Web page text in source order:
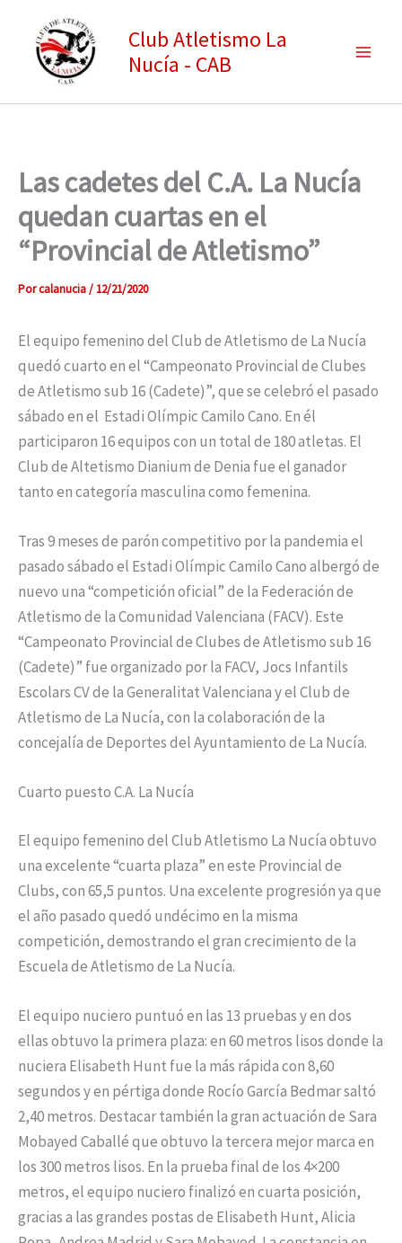
contenido
Club Atletismo La
Nucía - CAB
Las cadetes del C.A. La Nucía
quedan cuartas en el
“Provincial de Atletismo”
Porcalanucia/ 12/21/2020
El equipo femenino del Club de Atletismo de La Nucía
quedó cuarto en el “Campeonato Provincial de Clubes
de Atletismo sub 16 (Cadete)”, que se celebró el pasado
sábado en el Estadi Olímpic Camilo Cano. En él
participaron 16 equipos con un total de 180 atletas. El
Club de Altetismo Dianium de Denia fue el ganador
tanto en categoría masculina como femenina.
Tras 9 meses de parón competitivo por la pandemia el
pasado sábado el Estadi Olímpic Camilo Cano albergó de
nuevo una “competición oficial” de la Federación de
Atletismo de la Comunidad Valenciana (FACV). Este
“Campeonato Provincial de Clubes de Atletismo sub 16
(Cadete)” fue organizado por la FACV, Jocs Infantils
Escolars CV de la Generalitat Valenciana y el Club de
Atletismo de La Nucía, con la colaboración de la
concejalía de Deportes del Ayuntamiento de La Nucía.
Cuarto puesto C.A. La Nucía
El equipo femenino del Club Atletismo La Nucía obtuvo
una excelente “cuarta plaza” en este Provincial de
Clubs, con 65,5 puntos. Una excelente progresión ya que
el año pasado quedó undécimo en la misma
competición, demostrando el gran crecimiento de la
Escuela de Atletismo de La Nucía.
El equipo nuciero puntuó en las 13 pruebas y en dos
ellas obtuvo la primera plaza: en 60 metros lisos donde la
nuciera Elisabeth Hunt fue la más rápida con 8,60
segundos y en pértiga donde Rocío García Bedmar saltó
2,40 metros. Destacar también la gran actuación de Sara
Mobayed Caballé que obtuvo la tercera mejor marca en
los 300 metros lisos. En la prueba final de los 4×200
metros, el equipo nuciero finalizó en cuarta posición,
gracias a las grandes postas de Elisabeth Hunt, Alicia